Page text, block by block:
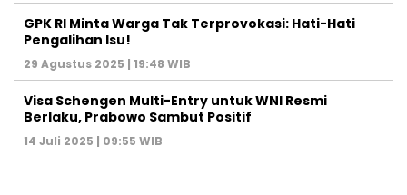
GPK RI Minta Warga Tak Terprovokasi: Hati-Hati
Pengalihan Isu!
29 Agustus 2025 | 19:48 WIB
Visa Schengen Multi-Entry untuk WNI Resmi
Berlaku, Prabowo Sambut Positif
14 Juli 2025 | 09:55 WIB